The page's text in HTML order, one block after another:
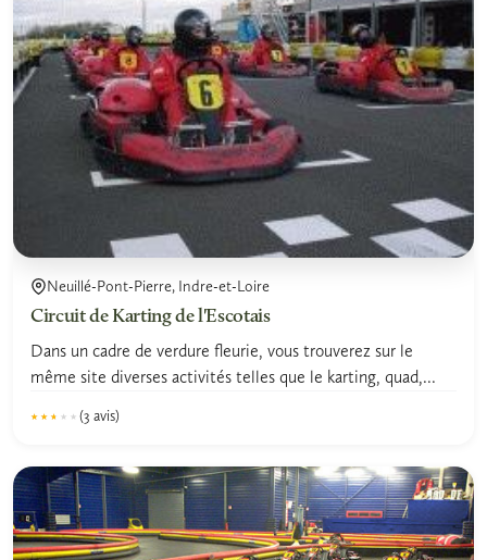
Neuillé-Pont-Pierre, Indre-et-Loire
Circuit de Karting de l'Escotais
Dans un cadre de verdure fleurie, vous trouverez sur le
même site diverses activités telles que le karting, quad,...
★★★★★
★★★★★ (3 avis)